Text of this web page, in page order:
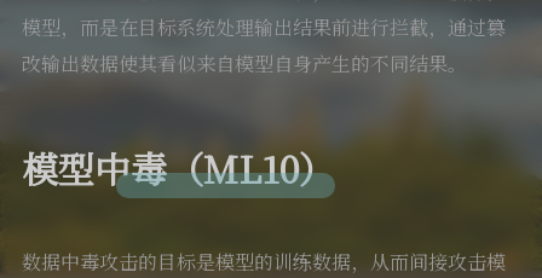
模型，而是在目标系统处理输出结果前进行拦截，通过篡
改输出数据使其看似来自模型自身产生的不同结果。
模型中毒（ML10）
数据中毒攻击的目标是模型的训练数据，从而间接攻击模